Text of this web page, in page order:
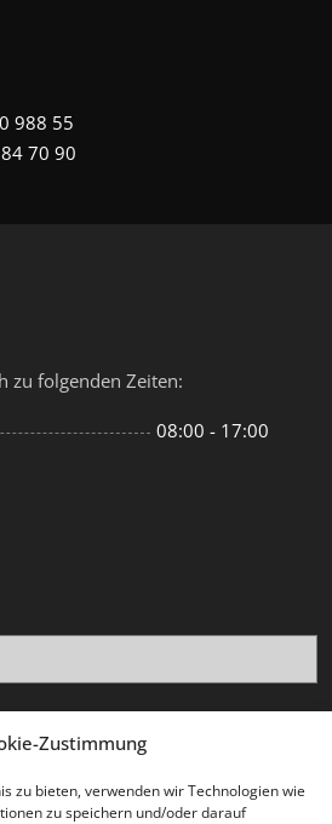
Zustimmung
zu bieten, verwenden wir Technologien wie
zu speichern und/oder darauf
988 55
70 90
zu folgenden Zeiten:
08:00 - 17:00